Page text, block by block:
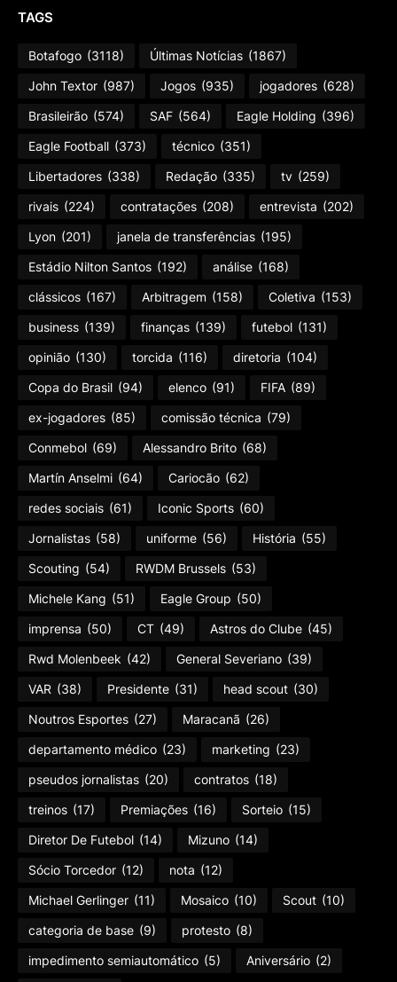
TAGS
Botafogo (3118) Últimas Notícias (1867)
John Textor (987) Jogos (935) jogadores (628)
Brasileirão (574) SAF (564) Eagle Holding (396)
Eagle Football (373) técnico (351)
Libertadores (338) Redação (335) tv (259)
rivais (224) contratações (208) entrevista (202)
Lyon (201) janela de transferências (195)
Estádio Nilton Santos (192) análise (168)
clássicos (167) Arbitragem (158) Coletiva (153)
business (139) finanças (139) futebol (131)
opinião (130) torcida (116) diretoria (104)
Copa do Brasil (94) elenco (91) FIFA (89)
ex-jogadores (85) comissão técnica (79)
Conmebol (69) Alessandro Brito (68)
Martín Anselmi (64) Cariocão (62)
redes sociais (61) Iconic Sports (60)
Jornalistas (58) uniforme (56) História (55)
Scouting (54) RWDM Brussels (53)
Michele Kang (51) Eagle Group (50)
imprensa (50) CT (49) Astros do Clube (45)
Rwd Molenbeek (42) General Severiano (39)
VAR (38) Presidente (31) head scout (30)
Noutros Esportes (27) Maracanã (26)
departamento médico (23) marketing (23)
pseudos jornalistas (20) contratos (18)
treinos (17) Premiações (16) Sorteio (15)
Diretor De Futebol (14) Mizuno (14)
Sócio Torcedor (12) nota (12)
Michael Gerlinger (11) Mosaico (10) Scout (10)
categoria de base (9) protesto (8)
impedimento semiautomático (5) Aniversário (2)